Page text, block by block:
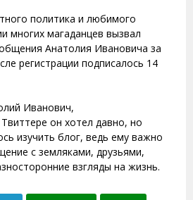
политика и любимого
многих магаданцев вызвал
Анатолия Ивановича за
регистрации подписалось 14
Иванович,
он хотел давно, но
изучить блог, ведь ему важно
с земляками, друзьями,
взгляды на жизнь.